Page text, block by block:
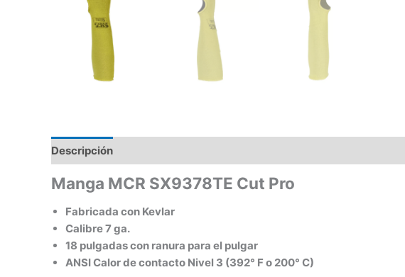
Descripción
Manga MCR SX9378TE Cut Pro
Fabricada con Kevlar
Calibre 7 ga.
18 pulgadas con ranura para el pulgar
ANSI Calor de contacto Nivel 3 (392° F o 200° C)